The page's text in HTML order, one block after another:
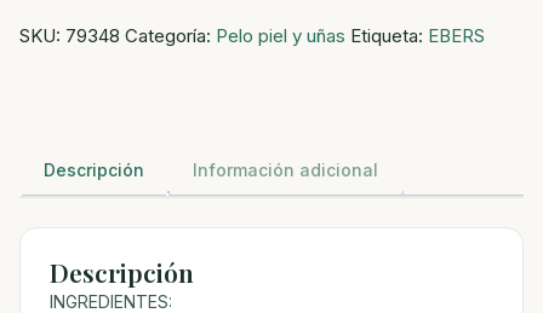
MG
SKU: 79348 Categoría: Pelo piel y uñas Etiqueta: EBERS
Descripción Información adicional
Descripción
INGREDIENTES: